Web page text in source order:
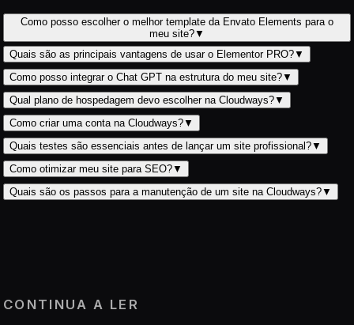
Como posso escolher o melhor template da Envato Elements para o
meu site?▼
Quais são as principais vantagens de usar o Elementor PRO?▼
Como posso integrar o Chat GPT na estrutura do meu site?▼
Qual plano de hospedagem devo escolher na Cloudways?▼
Como criar uma conta na Cloudways?▼
Quais testes são essenciais antes de lançar um site profissional?▼
Como otimizar meu site para SEO?▼
Quais são os passos para a manutenção de um site na Cloudways?▼
CONTINUA A LER